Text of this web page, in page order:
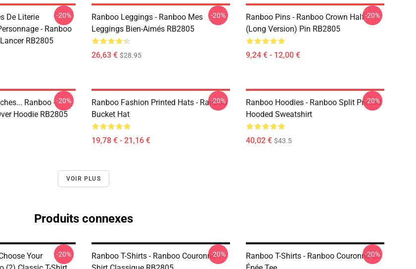
De Literie
- Ranboo
RB2805
-20%
Ranboo Leggings - Ranboo Mes
Leggings Bien-Aimés RB2805
26,63 € $28.95
-20%
Ranboo Pins - Ranboo Crown Half
(long Version) Pin RB2805
9,24 € - 12,00 €
-20%
Ranboo -
Hoodie RB2805
-20%
Ranboo Fashion Printed Hats - Ranboo
Bucket Hat
19,78 € - 21,16 €
-20%
Ranboo Hoodies - Ranboo Split Printed
Hooded Sweatshirt
40,02 € $43.5
-20%
VOIR PLUS
Produits connexes
Your
-20%
Ranboo T-Shirts - Ranboo Couronne T-
-20%
Ranboo T-Shirts - Ranboo Couronne Et
-20%